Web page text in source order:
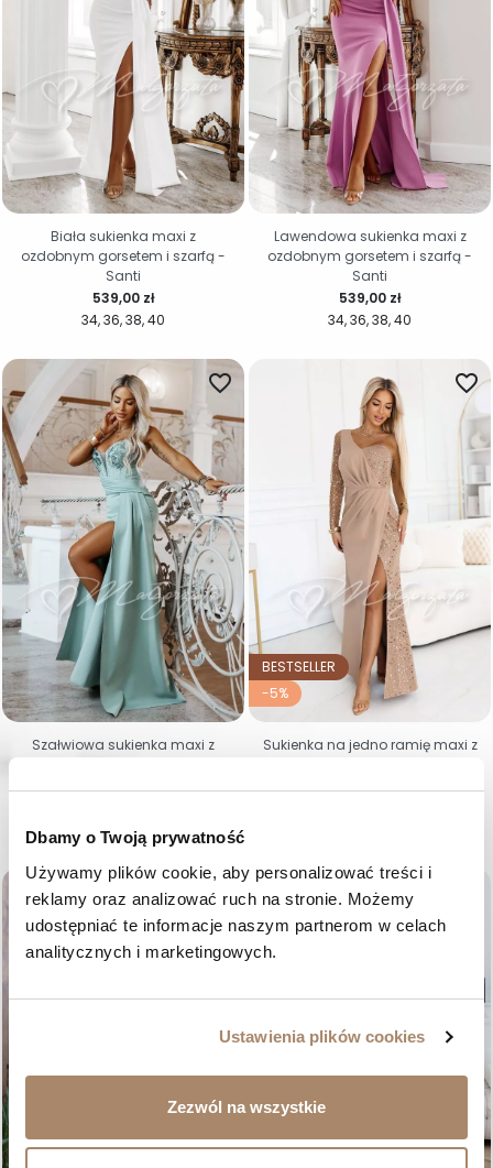
Dbamy o Twoją prywatność
Używamy plików cookie, aby personalizować treści i
reklamy oraz analizować ruch na stronie. Możemy
udostępniać te informacje naszym partnerom w celach
analitycznych i marketingowych.
Ustawienia plików cookies
Zezwól na wszystkie
34 36 38 40
Cena
539,00 zł
Biała sukienka maxi z
ozdobnym gorsetem i szarfą -
Santi
34 36 38 40
Cena
539,00 zł
Lawendowa sukienka maxi z
ozdobnym gorsetem i szarfą -
Santi
36 38
favorite_border
Szałwiowa sukienka maxi z
BESTSELLER
-5%
favorite_border
489,00 zł 464,55 zł
Sukienka na jedno ramię maxi z
favorite_border